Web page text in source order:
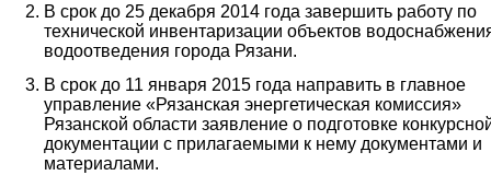
В срок до 25 декабря 2014 года завершить работу по
технической инвентаризации объектов
водоотведения города Рязани.
В срок до 11 января 2015 года направить в главное
управление «Рязанская энергетическая комиссия»
Рязанской области заявление о подготовке
документации с прилагаемыми к нему документами и
материалами.